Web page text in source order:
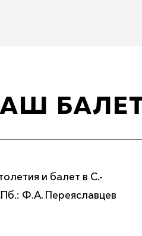
БАЛЕТ.
и балет в С.-
Ф.А. Переяславцев